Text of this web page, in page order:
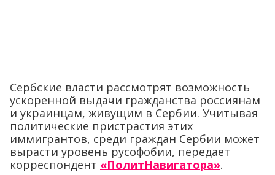
Сербские власти рассмотрят возможность
ускоренной выдачи гражданства россиянам
и украинцам, живущим в Сербии. Учитывая
политические пристрастия этих
иммигрантов, среди граждан Сербии может
вырасти уровень русофобии, передает
корреспондент «ПолитНавигатора».